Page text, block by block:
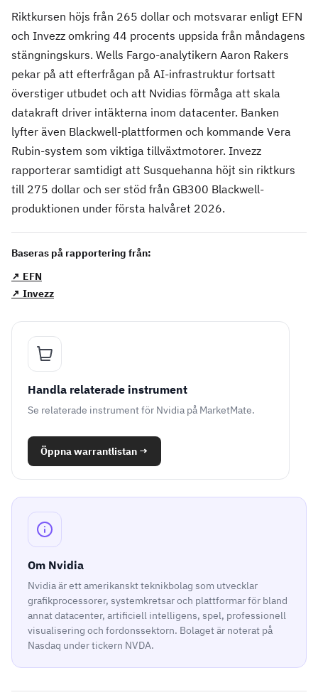
Riktkursen höjs från 265 dollar och motsvarar enligt EFN
och Invezz omkring 44 procents uppsida från måndagens
stängningskurs. Wells Fargo-analytikern Aaron Rakers
pekar på att efterfrågan på AI-infrastruktur fortsatt
överstiger utbudet och att Nvidias förmåga att skala
datakraft driver intäkterna inom datacenter. Banken
lyfter även Blackwell-plattformen och kommande Vera
Rubin-system som viktiga tillväxtmotorer. Invezz
rapporterar samtidigt att Susquehanna höjt sin riktkurs
till 275 dollar och ser stöd från GB300 Blackwell-
produktionen under första halvåret 2026.
Baseras på rapportering från:
↗ EFN
↗ Invezz
Handla relaterade instrument
Se relaterade instrument för Nvidia på MarketMate.
Öppna warrantlistan →
Om Nvidia
Nvidia är ett amerikanskt teknikbolag som utvecklar
grafikprocessorer, systemkretsar och plattformar för bland
annat datacenter, artificiell intelligens, spel, professionell
visualisering och fordonssektorn. Bolaget är noterat på
Nasdaq under tickern NVDA.